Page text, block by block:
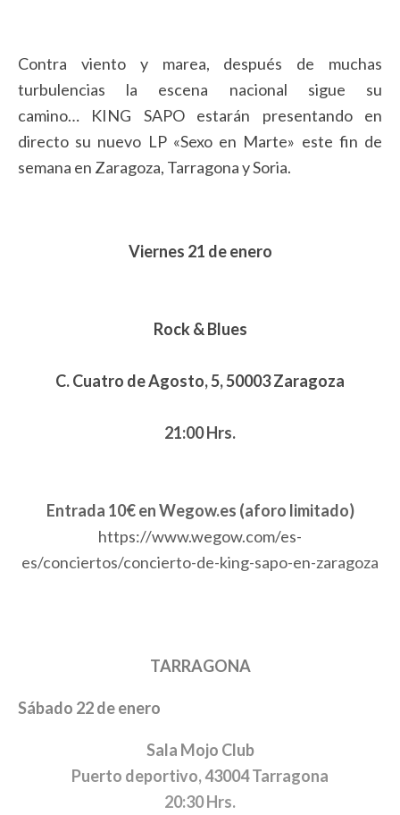
Contra viento y marea, después de muchas
turbulencias la escena nacional sigue su
camino… KING SAPO estarán presentando en
directo su nuevo LP «Sexo en Marte» este fin de
semana en Zaragoza, Tarragona y Soria.
Viernes 21 de enero
Rock & Blues
C. Cuatro de Agosto, 5, 50003 Zaragoza
21:00 Hrs.
Entrada 10€ en Wegow.es (aforo limitado)
https://www.wegow.com/es-
es/conciertos/concierto-de-king-sapo-en-zaragoza
TARRAGONA
Sábado 22 de enero
Sala Mojo Club
Puerto deportivo, 43004 Tarragona
20:30 Hrs.